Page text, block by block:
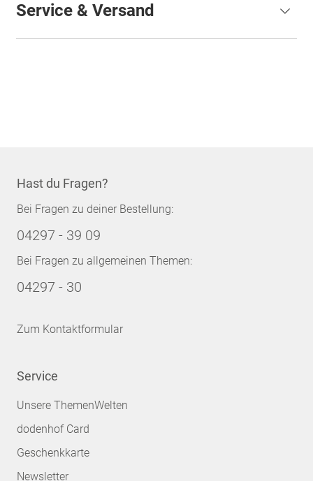
Service & Versand
Hast du Fragen?
Bei Fragen zu deiner Bestellung:
04297 - 39 09
Bei Fragen zu allgemeinen Themen:
04297 - 30
Zum Kontaktformular
Service
Unsere ThemenWelten
dodenhof Card
Geschenkkarte
Newsletter